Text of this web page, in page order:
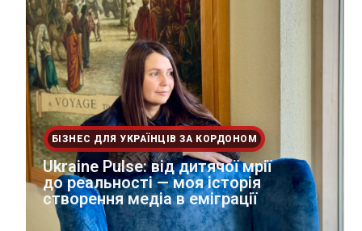
БІЗНЕС ДЛЯ УКРАЇНЦІВ ЗА КОРДОНОМ
Ukraine Pulse: від дитячої мрії
до реальності — моя історія
створення медіа в еміграції